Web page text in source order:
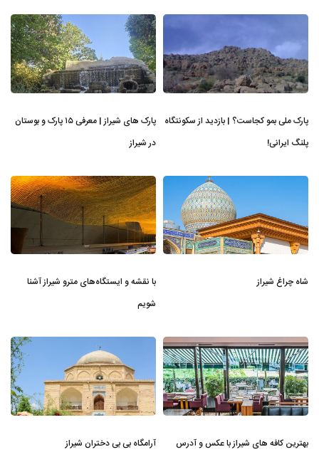
پارک ملی بمو کجاست؟ | بازدید از سکونتگاه
پلنگ ایرانی!
پارک های شیراز | معرفی ۱۵ پارک و بوستان
در شیراز
شاه چراغ شیراز
با نقشه و ایستگاه‌های مترو شیراز آشنا
شویم
بهترین کافه های شیراز با عکس و آدرس آرامگاه بی بی دختران شیراز